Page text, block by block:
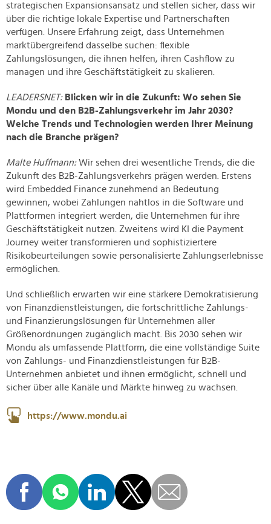
zu können und die Zugriffe auf unsere Website zu
analysieren. Außerdem geben wir Informationen zu Ihrer
Verwendung unserer Website an unsere Partner für
soziale Medien, Werbung und Analysen weiter. Unsere
Partner führen diese Informationen möglicherweise mit
haben oder die sie im Rahmen Ihrer Nutzung der Dienste
gesammelt haben.
strategischen Expansionsansatz und stellen sicher, dass wir
über die richtige lokale Expertise und Partnerschaften
verfügen. Unsere Erfahrung zeigt, dass Unternehmen
marktübergreifend dasselbe suchen: flexible
Zahlungslösungen, die ihnen helfen, ihren Cashflow zu
managen und ihre Geschäftstätigkeit zu skalieren.
LEADERSNET: Blicken wir in die Zukunft: Wo sehen Sie
Mondu und den B2B-Zahlungsverkehr im Jahr 2030?
Welche Trends und Technologien werden Ihrer Meinung
nach die Branche prägen?
Malte Huffmann:Wir sehen drei wesentliche Trends, die die
Zukunft des B2B-Zahlungsverkehrs prägen werden. Erstens
wird Embedded Finance zunehmend an Bedeutung
gewinnen, wobei Zahlungen nahtlos in die Software und
Plattformen integriert werden, die Unternehmen für ihre
Geschäftstätigkeit nutzen. Zweitens wird KI die Payment
Journey weiter transformieren und sophistiziertere
Risikobeurteilungen sowie personalisierte Zahlungserlebnisse
ermöglichen.
Und schließlich erwarten wir eine stärkere Demokratisierung
von Finanzdienstleistungen, die fortschrittliche Zahlungs-
und Finanzierungslösungen für Unternehmen aller
Größenordnungen zugänglich macht. Bis 2030 sehen wir
Mondu als umfassende Plattform, die eine vollständige Suite
von Zahlungs- und Finanzdienstleistungen für B2B-
Unternehmen anbietet und ihnen ermöglicht, schnell und
sicher über alle Kanäle und Märkte hinweg zu wachsen.
https://www.mondu.ai